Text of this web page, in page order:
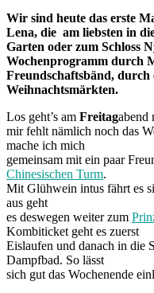
Wir sind heute das erste
Lena, die am liebsten in
Garten oder zum Schloss
Wochenprogramm durch
Freundschaftsbänd, durch
Weihnachtsmärkten.
Los geht’s am Freitagabend
mir fehlt nämlich noch das
mache ich mich
gemeinsam mit ein paar
Chinesischen Turm.
Mit Glühwein intus fährt es
aus geht
es deswegen weiter zum
Kombiticket geht es zuerst
Eislaufen und danach in die
Dampfbad. So lässt
sich gut das Wochenende